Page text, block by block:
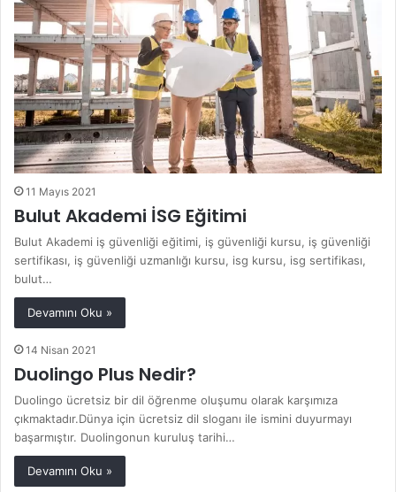
11 Mayıs 2021
Bulut Akademi İSG Eğitimi
Bulut Akademi iş güvenliği eğitimi, iş güvenliği kursu, iş güvenliği
sertifikası, iş güvenliği uzmanlığı kursu, isg kursu, isg sertifikası,
bulut…
Devamını Oku »
14 Nisan 2021
Duolingo Plus Nedir?
Duolingo ücretsiz bir dil öğrenme oluşumu olarak karşımıza
çıkmaktadır.Dünya için ücretsiz dil sloganı ile ismini duyurmayı
başarmıştır. Duolingonun kuruluş tarihi…
Devamını Oku »